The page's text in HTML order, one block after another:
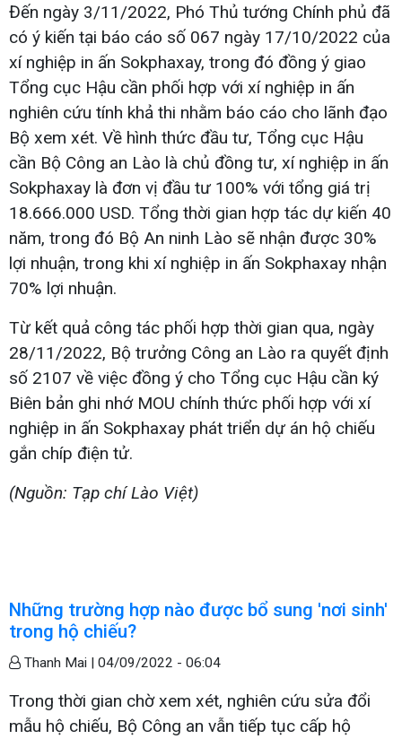
Đến ngày 3/11/2022, Phó Thủ tướng Chính phủ đã
có ý kiến tại báo cáo số 067 ngày 17/10/2022 của
xí nghiệp in ấn Sokphaxay, trong đó đồng ý giao
Tổng cục Hậu cần phối hợp với xí nghiệp in ấn
nghiên cứu tính khả thi nhằm báo cáo cho lãnh đạo
Bộ xem xét. Về hình thức đầu tư, Tổng cục Hậu
cần Bộ Công an Lào là chủ đồng tư, xí nghiệp in ấn
Sokphaxay là đơn vị đầu tư 100% với tổng giá trị
18.666.000 USD. Tổng thời gian hợp tác dự kiến 40
năm, trong đó Bộ An ninh Lào sẽ nhận được 30%
lợi nhuận, trong khi xí nghiệp in ấn Sokphaxay nhận
70% lợi nhuận.
Từ kết quả công tác phối hợp thời gian qua, ngày
28/11/2022, Bộ trưởng Công an Lào ra quyết định
số 2107 về việc đồng ý cho Tổng cục Hậu cần ký
Biên bản ghi nhớ MOU chính thức phối hợp với xí
nghiệp in ấn Sokphaxay phát triển dự án hộ chiếu
gắn chíp điện tử.
(Nguồn: Tạp chí Lào Việt)
Những trường hợp nào được bổ sung 'nơi sinh'
trong hộ chiếu?
Thanh Mai | 04/09/2022 - 06:04
Trong thời gian chờ xem xét, nghiên cứu sửa đổi
mẫu hộ chiếu, Bộ Công an vẫn tiếp tục cấp hộ